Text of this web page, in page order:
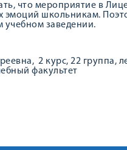
что мероприятие в
эмоций школьникам.
учебном заведении.
2 курс, 22 группа,
факультет